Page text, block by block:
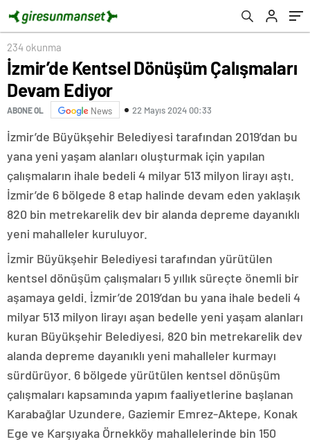
234 okunma
İzmir’de Kentsel Dönüşüm Çalışmaları
Devam Ediyor
ABONE OL News 22 Mayıs 2024 00:33
İzmir’de Büyükşehir Belediyesi tarafından 2019’dan bu
yana yeni yaşam alanları oluşturmak için yapılan
çalışmaların ihale bedeli 4 milyar 513 milyon lirayı aştı.
İzmir’de 6 bölgede 8 etap halinde devam eden yaklaşık
820 bin metrekarelik dev bir alanda depreme dayanıklı
yeni mahalleler kuruluyor.
İzmir Büyükşehir Belediyesi tarafından yürütülen
kentsel dönüşüm çalışmaları 5 yıllık süreçte önemli bir
aşamaya geldi. İzmir’de 2019’dan bu yana ihale bedeli 4
milyar 513 milyon lirayı aşan bedelle yeni yaşam alanları
kuran Büyükşehir Belediyesi, 820 bin metrekarelik dev
alanda depreme dayanıklı yeni mahalleler kurmayı
sürdürüyor. 6 bölgede yürütülen kentsel dönüşüm
çalışmaları kapsamında yapım faaliyetlerine başlanan
Karabağlar Uzundere, Gaziemir Emrez-Aktepe, Konak
Ege ve Karşıyaka Örnekköy mahallelerinde bin 150